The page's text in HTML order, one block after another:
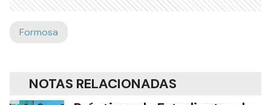
Formosa
NOTAS RELACIONADAS